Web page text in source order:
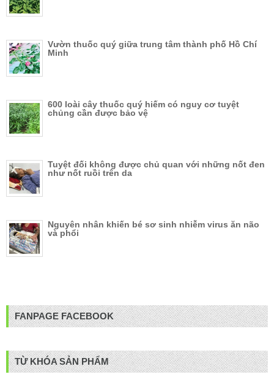
Vườn thuốc quý giữa trung tâm thành phố Hồ Chí
Minh
600 loài cây thuốc quý hiếm có nguy cơ tuyệt
chủng cần được bảo vệ
Tuyệt đối không được chủ quan với những nốt đen
như nốt ruồi trên da
Nguyên nhân khiến bé sơ sinh nhiễm virus ăn não
và phổi
FANPAGE FACEBOOK
TỪ KHÓA SẢN PHẨM